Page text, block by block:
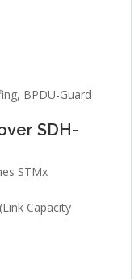
BPDU-Guard
SDH-
STMx